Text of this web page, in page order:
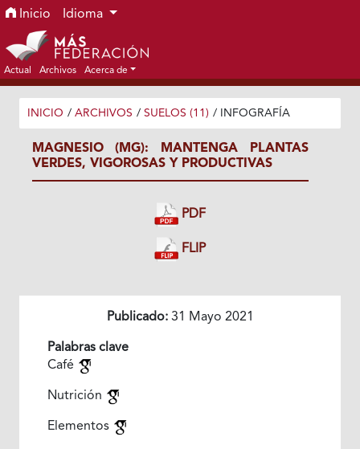
Ir al menú de navegación principal
Ir al contenido principal
Ir al pie de página del sitio
Inicio Idioma
Actual Archivos Acerca de
INICIO / ARCHIVOS / SUELOS (11) / INFOGRAFÍA
MAGNESIO (MG): MANTENGA PLANTAS
VERDES, VIGOROSAS Y PRODUCTIVAS
PDF
FLIP
Publicado:31 Mayo 2021
Palabras clave
Café
Nutrición
Elementos